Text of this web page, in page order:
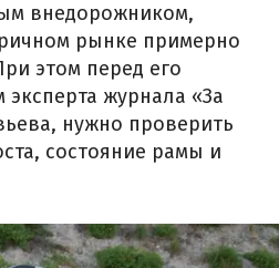
внедорожником,
рынке примерно
этом перед его
журнала «За
нужно проверить
состояние рамы и